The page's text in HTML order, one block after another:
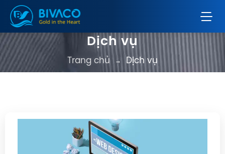
Dịch vụ
Trang chủ → Dịch vụ